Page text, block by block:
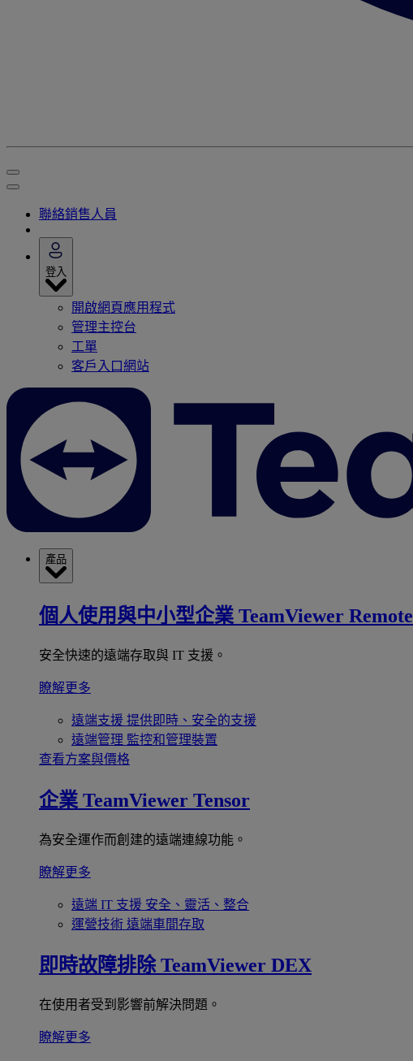
聯絡銷售人員
登入
開啟網頁應用程式
管理主控台
工單
客戶入口網站
產品
個人使用與中小型企業 TeamViewer Remote
安全快速的遠端存取與 IT 支援。
瞭解更多
遠端支援 提供即時、安全的支援
遠端管理 監控和管理裝置
查看方案與價格
企業 TeamViewer Tensor
為安全運作而創建的遠端連線功能。
瞭解更多
遠端 IT 支援 安全、靈活、整合
運營技術 遠端車間存取
即時故障排除 TeamViewer DEX
在使用者受到影響前解決問題。
瞭解更多